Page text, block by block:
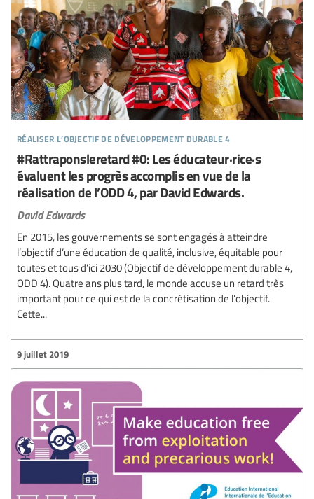
réaliser l’objectif de développement durable 4
#Rattraponsleretard #0: Les éducateur·rice·s
évaluent les progrès accomplis en vue de la
réalisation de l’ODD 4, par David Edwards.
David Edwards
En 2015, les gouvernements se sont engagés à atteindre
l’objectif d’une éducation de qualité, inclusive, équitable pour
toutes et tous d’ici 2030 (Objectif de développement durable 4,
ODD 4). Quatre ans plus tard, le monde accuse un retard très
important pour ce qui est de la concrétisation de l’objectif.
Cette...
9 juillet 2019